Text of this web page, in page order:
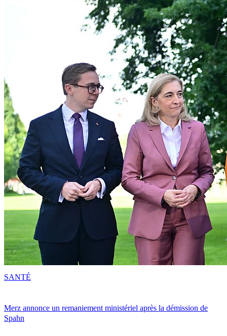
Merz annonce un remaniement ministériel après la démission de
Spahn
SANTÉ